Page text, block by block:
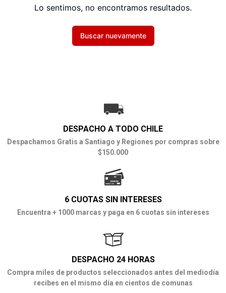
Lo sentimos, no encontramos resultados.
Buscar nuevamente
DESPACHO A TODO CHILE
Despachamos Gratis a Santiago y Regiones por compras sobre
$150.000
6 CUOTAS SIN INTERESES
Encuentra + 1000 marcas y paga en 6 cuotas sin intereses
DESPACHO 24 HORAS
Compra miles de productos seleccionados antes del mediodía
recibes en el mismo día en cientos de comunas